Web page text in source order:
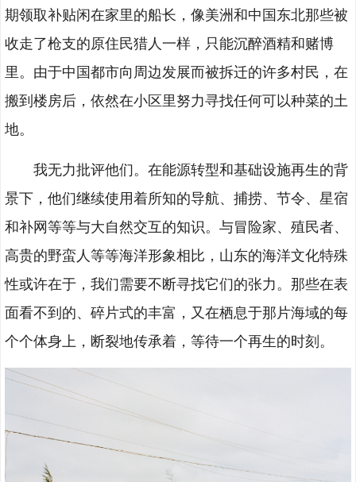
期领取补贴闲在家里的船长，像美洲和中国东北那些被
收走了枪支的原住民猎人一样，只能沉醉酒精和赌博
里。由于中国都市向周边发展而被拆迁的许多村民，在
搬到楼房后，依然在小区里努力寻找任何可以种菜的土
地。
我无力批评他们。在能源转型和基础设施再生的背
景下，他们继续使用着所知的导航、捕捞、节令、星宿
和补网等等与大自然交互的知识。与冒险家、殖民者、
高贵的野蛮人等等海洋形象相比，山东的海洋文化特殊
性或许在于，我们需要不断寻找它们的张力。那些在表
面看不到的、碎片式的丰富，又在栖息于那片海域的每
个个体身上，断裂地传承着，等待一个再生的时刻。